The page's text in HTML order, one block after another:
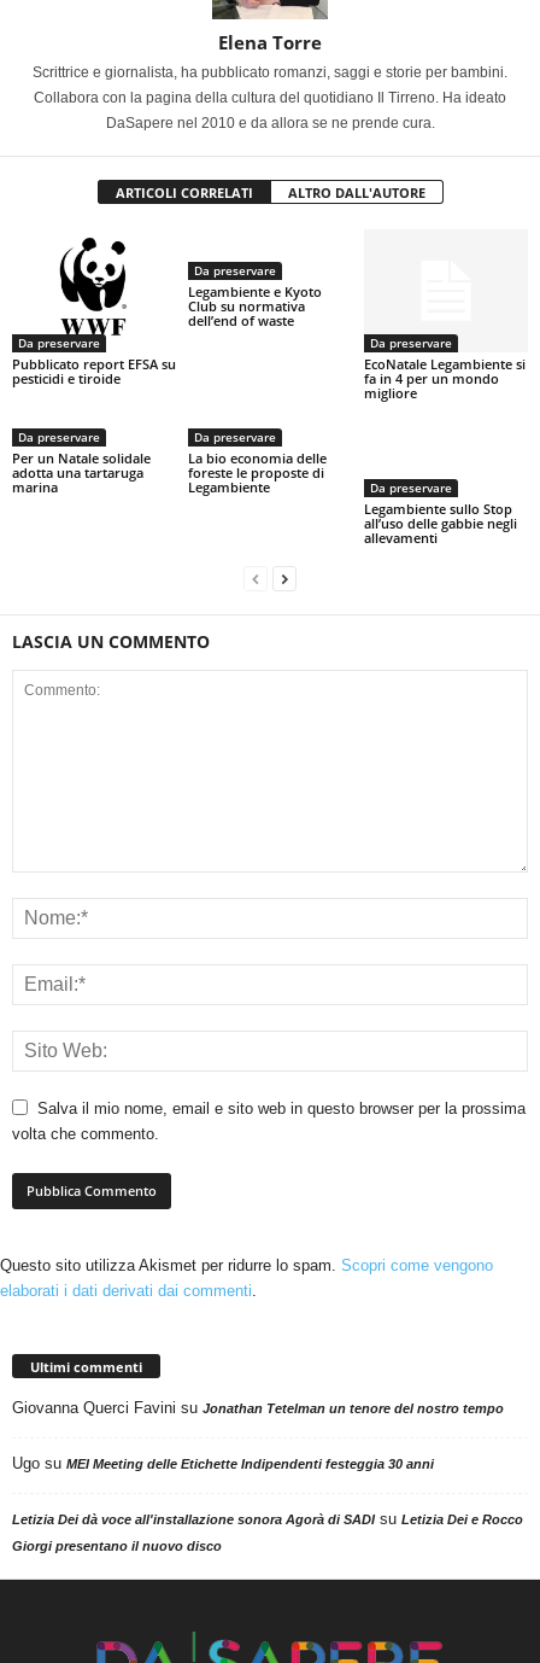
Elena Torre
Scrittrice e giornalista, ha pubblicato romanzi, saggi e storie per bambini.
Collabora con la pagina della cultura del quotidiano Il Tirreno. Ha ideato
DaSapere nel 2010 e da allora se ne prende cura.
ARTICOLI CORRELATI ALTRO DALL'AUTORE
Da preservare
Pubblicato report EFSA su
pesticidi e tiroide
Da preservare
Legambiente e Kyoto
Club su normativa
dell’end of waste
Da preservare
EcoNatale Legambiente si
fa in 4 per un mondo
migliore
Da preservare
Per un Natale solidale
adotta una tartaruga
marina
Da preservare
La bio economia delle
foreste le proposte di
Legambiente
Da preservare
Legambiente sullo Stop
all’uso delle gabbie negli
allevamenti
LASCIA UN COMMENTO
Salva il mio nome, email e sito web in questo browser per la prossima
volta che commento.
Questo sito utilizza Akismet per ridurre lo spam. Scopri come vengono
elaborati i dati derivati dai commenti
Ultimi commenti
Giovanna Querci Favini su Jonathan Tetelman un tenore del nostro tempo
Ugo su MEI Meeting delle Etichette Indipendenti festeggia 30 anni
Letizia Dei dà voce all'installazione sonora Agorà di SADIsu Letizia Dei e Rocco
Giorgi presentano il nuovo disco